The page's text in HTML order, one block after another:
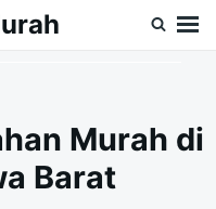
Murah di
Barat